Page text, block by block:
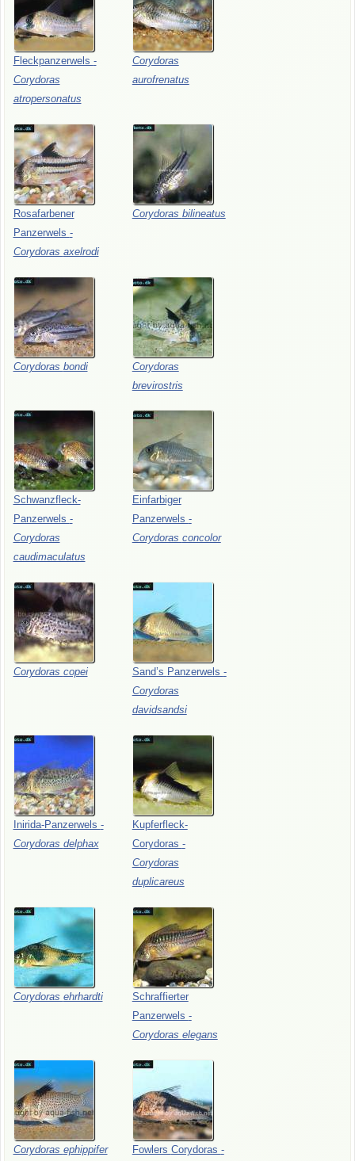
Fleckpanzerwels -
Corydoras
atropersonatus
Corydoras
aurofrenatus
Rosafarbener
Panzerwels -
Corydoras axelrodi
Corydoras bilineatus
Corydoras bondi
Corydoras
brevirostris
Schwanzfleck-
Panzerwels -
Corydoras
caudimaculatus
Einfarbiger
Panzerwels -
Corydoras concolor
Corydoras copei Sand’s Panzerwels -
Corydoras
davidsandsi
Inirida-Panzerwels -
Corydoras delphax
Kupferfleck-
Corydoras -
Corydoras
duplicareus
Corydoras ehrhardti
Schraffierter
Panzerwels -
Corydoras elegans
Corydoras ephippifer Fowlers Corydoras -